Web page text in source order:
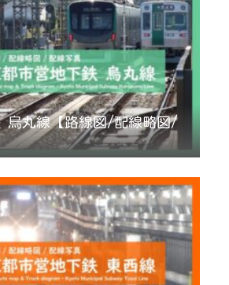
烏丸線【路線図/配線略図/